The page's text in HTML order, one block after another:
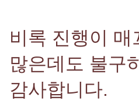
비록 진행이
많은데도 불구
감사합니다.